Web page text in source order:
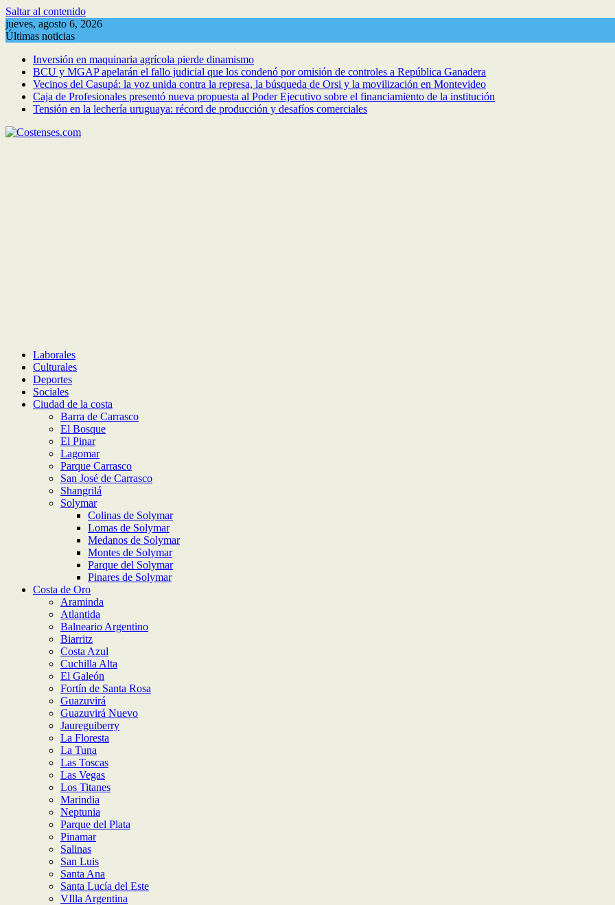
Saltar al contenido
jueves, agosto 6, 2026
Últimas noticias
Inversión en maquinaria agrícola pierde dinamismo
BCU y MGAP apelarán el fallo judicial que los condenó por omisión de controles a República Ganadera
Vecinos del Casupá: la voz unida contra la represa, la búsqueda de Orsi y la movilización en Montevideo
Caja de Profesionales presentó nueva propuesta al Poder Ejecutivo sobre el financiamiento de la institución
Tensión en la lechería uruguaya: récord de producción y desafíos comerciales
Laborales
Culturales
Deportes
Sociales
Ciudad de la costa
Barra de Carrasco
El Bosque
El Pinar
Lagomar
Parque Carrasco
San José de Carrasco
Shangrilá
Solymar
Colinas de Solymar
Lomas de Solymar
Medanos de Solymar
Montes de Solymar
Parque del Solymar
Pinares de Solymar
Costa de Oro
Araminda
Atlantida
Balneario Argentino
Biarritz
Costa Azul
Cuchilla Alta
El Galeón
Fortín de Santa Rosa
Guazuvirá
Guazuvirá Nuevo
Jaureguiberry
La Floresta
La Tuna
Las Toscas
Las Vegas
Los Titanes
Marindia
Neptunia
Parque del Plata
Pinamar
Salinas
San Luis
Santa Ana
Santa Lucía del Este
VIlla Argentina